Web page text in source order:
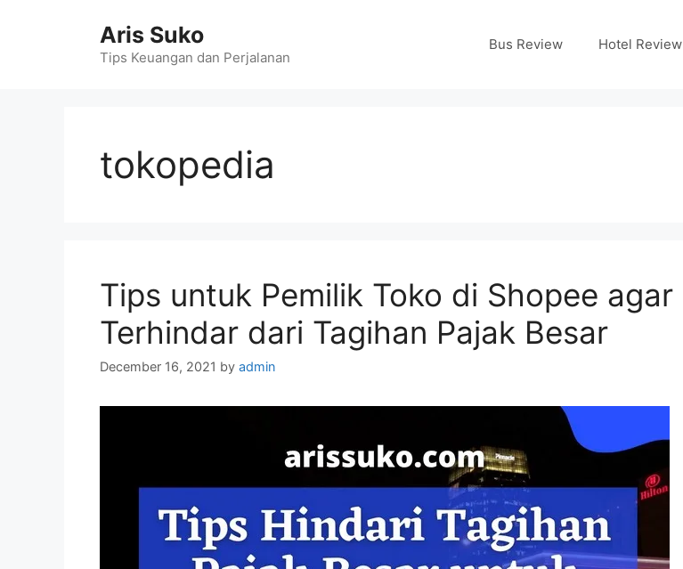
Aris Suko
Tips Keuangan dan Perjalanan
Bus Review Hotel Review
tokopedia
Tips untuk Pemilik Toko di Shopee agar
Terhindar dari Tagihan Pajak Besar
December 16, 2021 by admin